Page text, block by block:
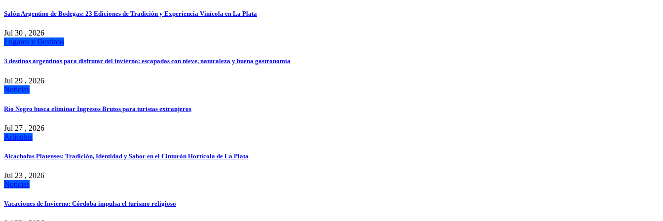
Salón Argentino de Bodegas: 23 Ediciones de Tradición y Experiencia Vinícola en La Plata
Jul 30 , 2026
Lugares y Destinos
3 destinos argentinos para disfrutar del invierno: escapadas con nieve, naturaleza y buena gastronomía
Jul 29 , 2026
Noticias
Río Negro busca eliminar Ingresos Brutos para turistas extranjeros
Jul 27 , 2026
Artículos
Alcachofas Platenses: Tradición, Identidad y Sabor en el Cinturón Hortícola de La Plata
Jul 23 , 2026
Noticias
Vacaciones de Invierno: Córdoba impulsa el turismo religioso